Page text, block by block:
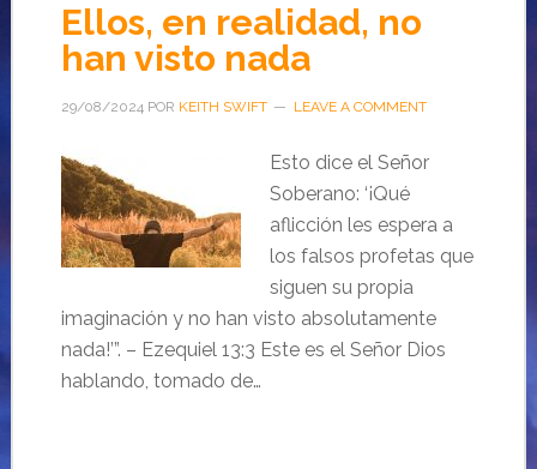
Ellos, en realidad, no
han visto nada
29/08/2024POR KEITH SWIFT LEAVE A COMMENT
Esto dice el Señor
Soberano: ‘¡Qué
aflicción les espera a
los falsos profetas que
siguen su propia
imaginación y no han visto absolutamente
nada!’”. – Ezequiel 13:3 Este es el Señor Dios
hablando, tomado de…